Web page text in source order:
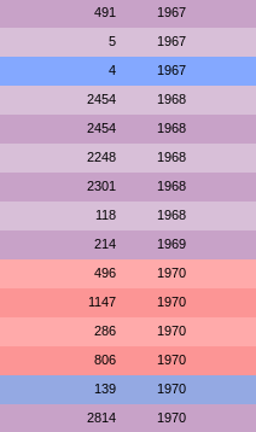
491 1967
5 1967
4 1967
2454 1968
2454 1968
2248 1968
2301 1968
118 1968
214 1969
496 1970
1147 1970
286 1970
806 1970
139 1970
2814 1970